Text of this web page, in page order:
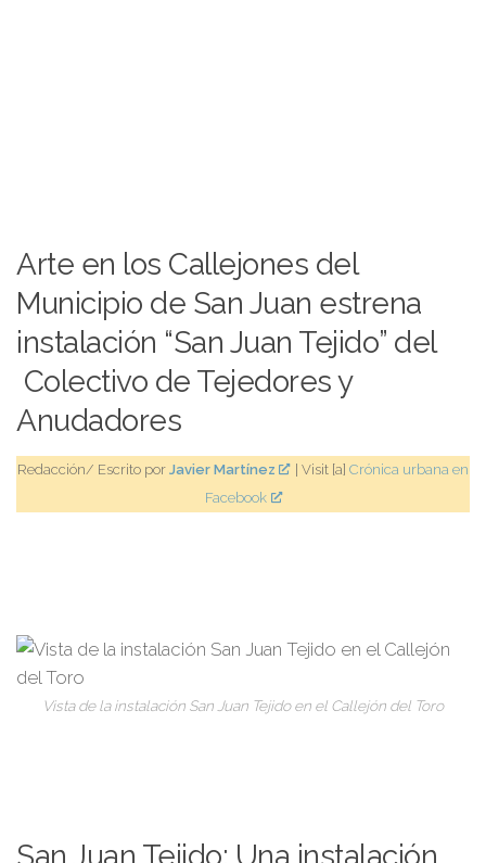
Arte en los Callejones del
Municipio de San Juan estrena
instalación “San Juan Tejido” del
Colectivo de Tejedores y
Anudadores
Redacción/ Escrito por Javier Martínez | Visit [a]Crónica urbana en
Facebook
Vista de la instalación San Juan Tejido en el Callejón del Toro